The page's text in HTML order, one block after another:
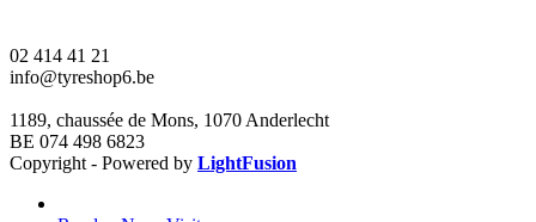
02 414 41 21
info@tyreshop6.be
1189, chaussée de Mons, 1070 Anderlecht
BE 074 498 6823
Copyright - Powered by LightFusion